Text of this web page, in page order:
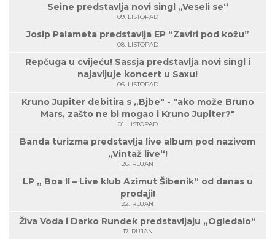
Seine predstavlja novi singl „Veseli se“
09. LISTOPAD
Josip Palameta predstavlja EP “Zaviri pod kožu”
08. LISTOPAD
Repčuga u cvijeću! Sassja predstavlja novi singl i
najavljuje koncert u Saxu!
06. LISTOPAD
Kruno Jupiter debitira s „Bjbe" - "ako može Bruno
Mars, zašto ne bi mogao i Kruno Jupiter?"
01. LISTOPAD
Banda turizma predstavlja live album pod nazivom
„Vintaž live“!
26. RUJAN
LP „ Boa II – Live klub Azimut Šibenik“ od danas u
prodaji!
22. RUJAN
Živa Voda i Darko Rundek predstavljaju „Ogledalo“
17. RUJAN